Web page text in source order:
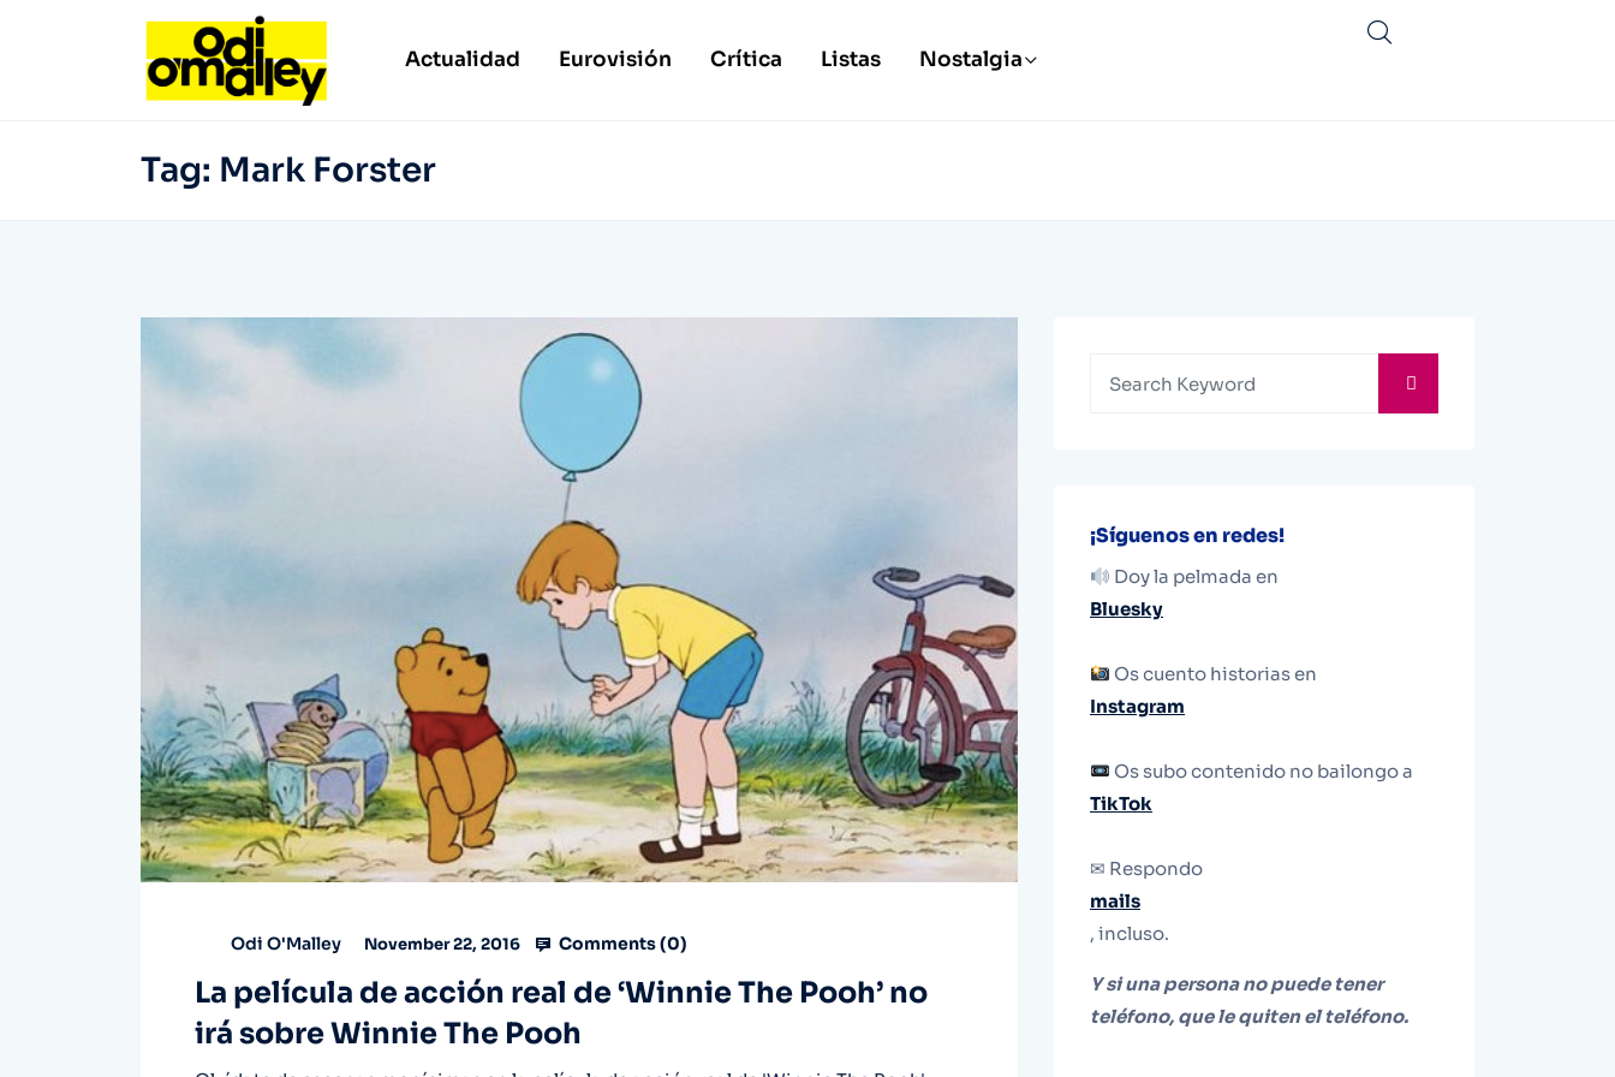
Actualidad Eurovisión Crítica Listas Nostalgia
Tag: Mark Forster
Odi O'Malley November 22, 2016 Comments (0)
La película de acción real de ‘Winnie The Pooh’ no
irá sobre Winnie The Pooh
¡Síguenos en redes!
Doy la pelmada en
Bluesky
Os cuento historias en
Instagram
Os subo contenido no bailongo a
TikTok
✉ Respondo
mails
, incluso.
Y si una persona no puede tener
teléfono, que le quiten el teléfono.